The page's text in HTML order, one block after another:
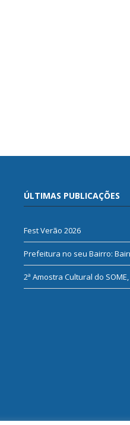
ÚLTIMAS PUBLICAÇÕES
Fest Verão 2026
Prefeitura no seu Bairro:
2ª Amostra Cultural do